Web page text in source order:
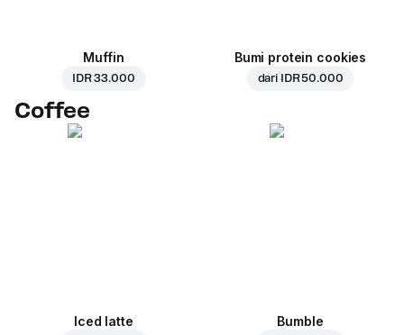
Muffin
IDR 33.000
Bumi protein cookies
dari IDR 50.000
Coffee
Iced latte Bumble